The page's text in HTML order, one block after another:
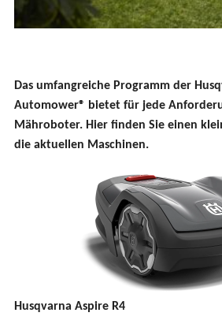
Das umfangreiche Programm der
Automower® bietet für jede
Mähroboter. Hier finden Sie einen
die aktuellen Maschinen.
Husqvarna Aspire R4